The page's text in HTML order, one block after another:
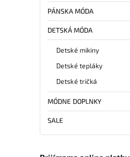
PÁNSKA MÓDA
DETSKÁ MÓDA
Detské mikiny
Detské tepláky
Detské tričká
MÓDNE DOPLNKY
SALE